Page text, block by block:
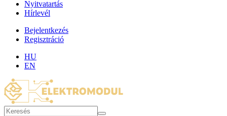
Nyitvatartás
Hírlevél
Bejelentkezés
Regisztráció
HU
EN